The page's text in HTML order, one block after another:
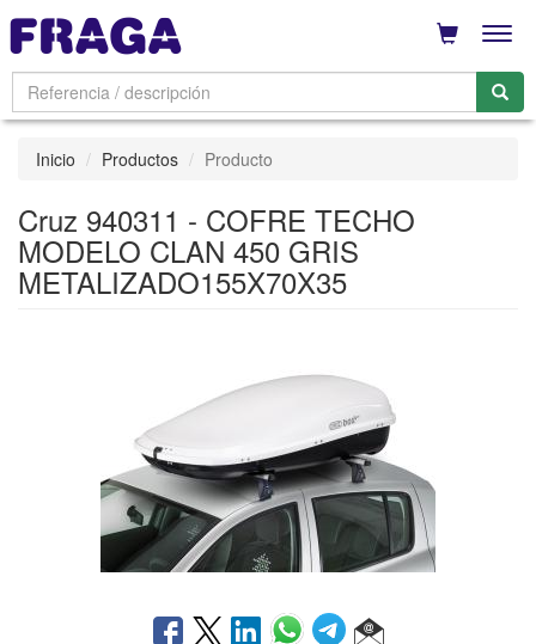
Inicio Productos Producto
Cruz 940311 - COFRE TECHO
MODELO CLAN 450 GRIS
METALIZADO155X70X35